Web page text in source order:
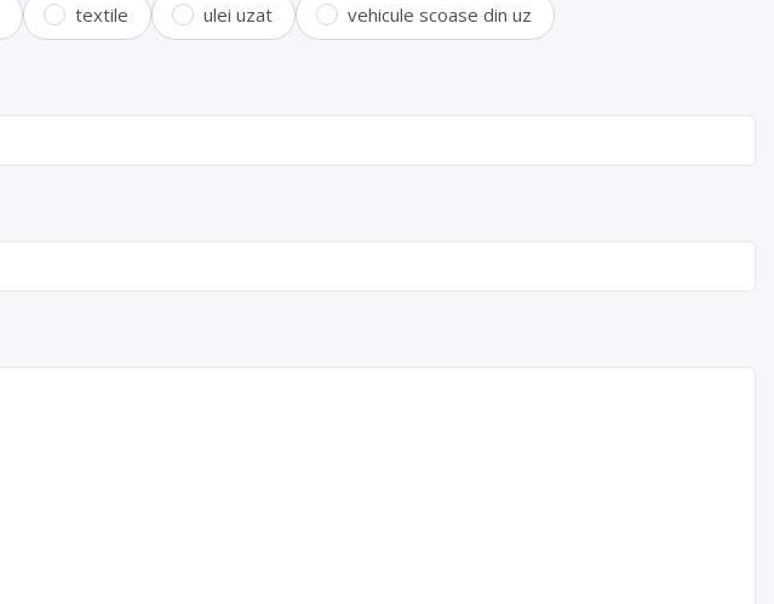
textile ulei uzat vehicule scoase din uz